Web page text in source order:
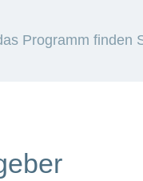
Programm finden